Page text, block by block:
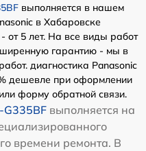
выполняется в нашем
в Хабаровске
от 5 лет. На все виды работ
гарантию - мы в
диагностика Panasonic
дешевле при оформлении
форму обратной связи.
G335BF выполняется на
времени ремонта. В